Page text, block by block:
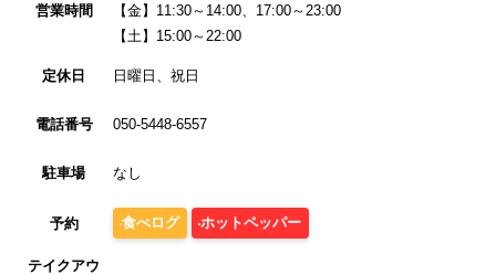
営業時間
【金】11:30～14:00、17:00～23:00
【土】15:00～22:00
定休日 日曜日、祝日
電話番号 050-5448-6557
駐車場 なし
予約 食べログ ホットペッパー
テイクアウ